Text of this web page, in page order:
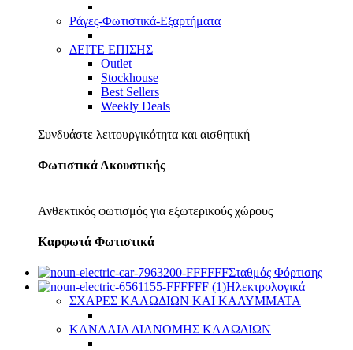
Ράγες-Φωτιστικά-Εξαρτήματα
ΔΕΙΤΕ ΕΠΙΣΗΣ
Outlet
Stockhouse
Best Sellers
Weekly Deals
Συνδυάστε λειτουργικότητα και αισθητική
Φωτιστικά Ακουστικής
Ανθεκτικός φωτισμός για εξωτερικούς χώρους
Καρφωτά Φωτιστικά
Σταθμός Φόρτισης
Ηλεκτρολογικά
ΣΧΑΡΕΣ ΚΑΛΩΔΙΩΝ ΚΑΙ ΚΑΛΥΜΜΑΤΑ
ΚΑΝΑΛΙΑ ΔΙΑΝΟΜΗΣ ΚΑΛΩΔΙΩΝ